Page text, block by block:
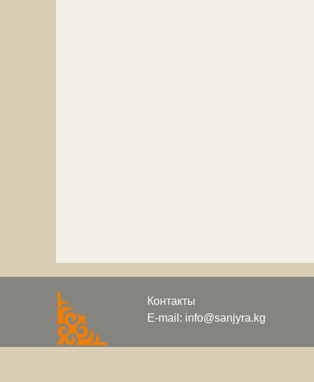
Контакты
E-mail: info@sanjyra.kg